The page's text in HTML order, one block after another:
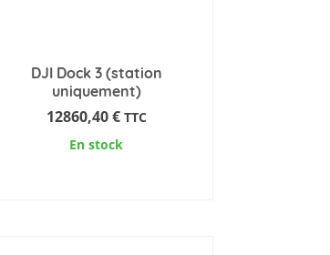
DJI Dock 3 (station
uniquement)
12860,40€ TTC
En stock